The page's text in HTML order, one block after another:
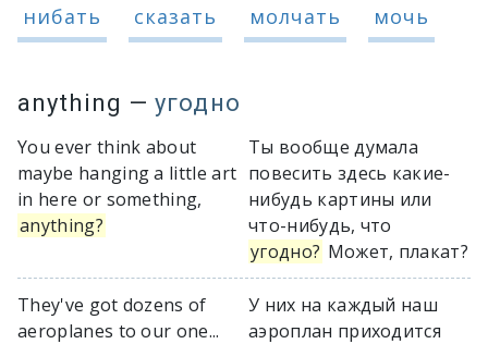
нибать
сказать молчать мочь
anything —угодно
You ever think about
maybe hanging a little art
in here or something,
anything?
Ты вообще думала
повесить здесь какие-
нибудь картины или
что-нибудь, что
угодно? Может, плакат?
They've got dozens of
aeroplanes to our one...
У них на каждый наш
аэроплан приходится